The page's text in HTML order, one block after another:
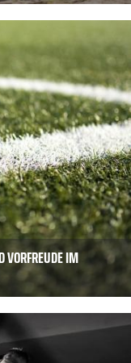
IM E